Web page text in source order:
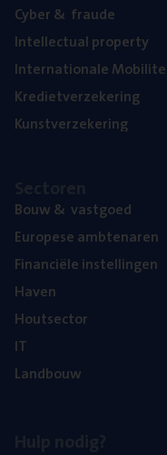
Cyber& fraude
Intel­lec­tu­al property
Inter­na­ti­o­na­le
Kre­diet­ver­ze­ke­ring
Kunst­ver­ze­ke­ring
Bouw& vastgoed
Euro­pe­se ambtenaren
Finan­ci­ë­le instellingen
Haven
Hout­sec­tor
IT
Land­bouw